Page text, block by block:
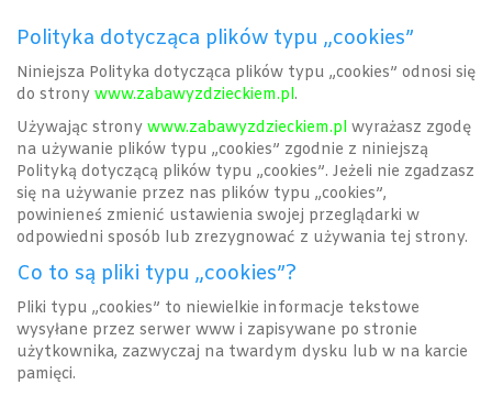
Polityka dotycząca plików typu „cookies”
Niniejsza Polityka dotycząca plików typu „cookies” odnosi się
do strony www.zabawyzdzieckiem.pl.
Używając strony www.zabawyzdzieckiem.pl wyrażasz zgodę
na używanie plików typu „cookies” zgodnie z niniejszą
Polityką dotyczącą plików typu „cookies”. Jeżeli nie zgadzasz
się na używanie przez nas plików typu „cookies”,
powinieneś zmienić ustawienia swojej przeglądarki w
odpowiedni sposób lub zrezygnować z używania tej strony.
Co to są pliki typu „cookies”?
Pliki typu „cookies” to niewielkie informacje tekstowe
wysyłane przez serwer www i zapisywane po stronie
użytkownika, zazwyczaj na twardym dysku lub w na karcie
pamięci.